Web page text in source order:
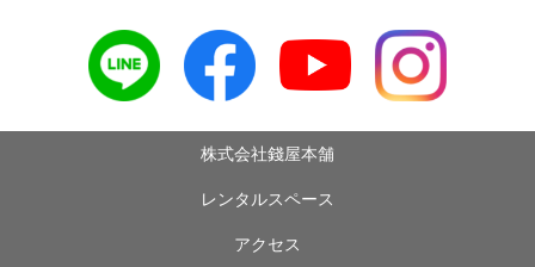
株式会社錢屋本舗
レンタルスペース
アクセス